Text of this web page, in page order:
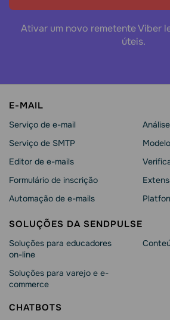
Ativar um novo remetente Viber
úteis.
E-MAIL
Serviço de e-mail
Serviço de SMTP
Editor de e-mails
Formulário de inscrição
Automação de e-mails
SOLUÇÕES DA SENDPULSE
Soluções para educadores
on-line
Soluções para varejo e e-
commerce
CHATBOTS